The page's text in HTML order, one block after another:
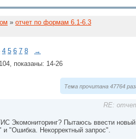
» отчет по формам 6.1-6.3
4 5 6 7 8
→
показаны: 14-26
Тема прочитана 47764
RE:
Экомониторинг? Пытаюсь ввести
"Ошибка. Некорректный запрос".